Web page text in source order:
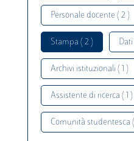
Personale docente ( 2 )
Stampa ( 2 )
Archivi istituzionali ( 1 )
Assistente di ricerca ( 1 )
Comunità studentesca (